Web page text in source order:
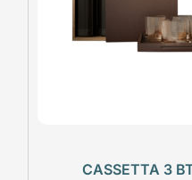
CASSETTA 3